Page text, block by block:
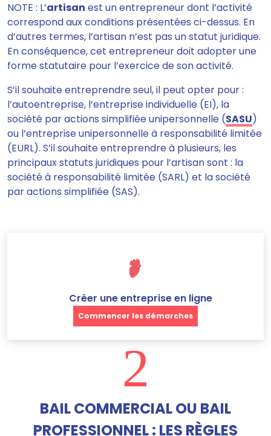
NOTE : L’artisan est un entrepreneur dont l’activité
correspond aux conditions présentées ci-dessus. En
d’autres termes, l’artisan n’est pas un statut juridique.
En conséquence, cet entrepreneur doit adopter une
forme statutaire pour l’exercice de son activité.
S’il souhaite entreprendre seul, il peut opter pour :
l’autoentreprise, l’entreprise individuelle (EI), la
société par actions simplifiée unipersonnelle (SASU)
ou l’entreprise unipersonnelle à responsabilité limitée
(EURL). S’il souhaite entreprendre à plusieurs, les
principaux statuts juridiques pour l’artisan sont : la
société à responsabilité limitée (SARL) et la société
par actions simplifiée (SAS).
Créer une entreprise en ligne
Commencer les démarches
2
BAIL COMMERCIAL OU BAIL
PROFESSIONNEL : LES RÈGLES